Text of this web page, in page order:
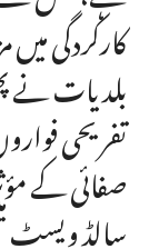
کارکردگی
بلدیات نے
تفریحی
صفائی کے
سالڈ ویسٹ